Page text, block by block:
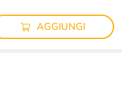
AGGIUNGI